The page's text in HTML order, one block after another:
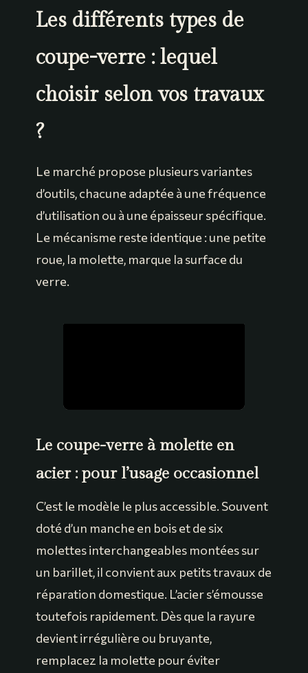
Les différents types de
coupe-verre : lequel
choisir selon vos travaux
?
Le marché propose plusieurs variantes
d’outils, chacune adaptée à une fréquence
d’utilisation ou à une épaisseur spécifique.
Le mécanisme reste identique : une petite
roue, la molette, marque la surface du
verre.
Le coupe-verre à molette en
acier : pour l’usage occasionnel
C’est le modèle le plus accessible. Souvent
doté d’un manche en bois et de six
molettes interchangeables montées sur
un barillet, il convient aux petits travaux de
réparation domestique. L’acier s’émousse
toutefois rapidement. Dès que la rayure
devient irrégulière ou bruyante,
remplacez la molette pour éviter